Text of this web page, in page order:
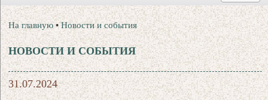
На главную •Новости и события
НОВОСТИ И СОБЫТИЯ
31.07.2024